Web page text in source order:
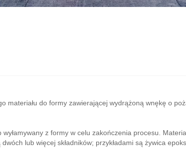
do formy zawierającej wydrążoną wnękę o
z formy w celu zakończenia procesu.
lub więcej składników; przykładami są żywica